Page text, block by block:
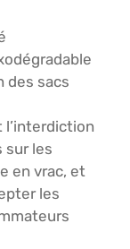
des sacs
l’interdiction
sur les
en vrac, et
les